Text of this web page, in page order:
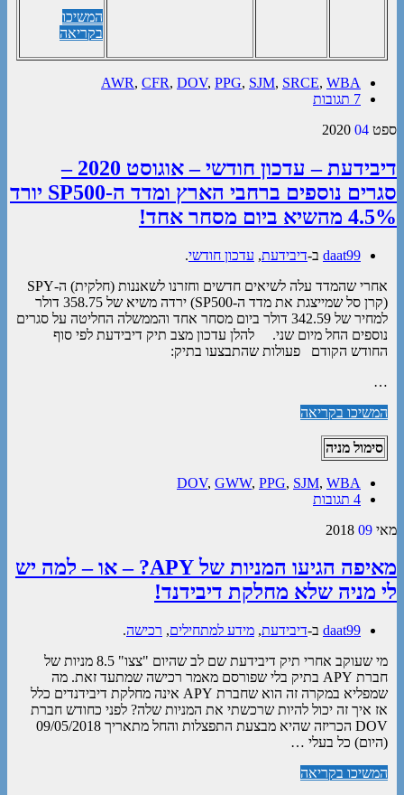
המשיכו
בקריאה
AWR, CFR, DOV, PPG, SJM, SRCE, WBA
7 תגובות
ספט 04
2020
דיבידעת – עדכון חודשי – אוגוסט 2020 –
סגרים נוספים ברחבי הארץ ומדד ה-SP500 יורד
4.5% מהשיא ביום מסחר אחד!
daat99 ב-דיבידעת, עדכון חודשי.
אחרי שהמדד עלה לשיאים חדשים וחזרנו לשאננות (חלקית) ה-SPY
(קרן סל שמייצגת את מדד ה-SP500) ירדה משיא של 358.75 דולר
למחיר של 342.59 דולר ביום מסחר אחד והממשלה החליטה על סגרים
נוספים החל מיום שני. להלן עדכון מצב תיק דיבידעת לפי סוף
החודש הקודם פעולות שהתבצעו בתיק:
…
המשיכו בקריאה
סימול מניה
DOV, GWW, PPG, SJM, WBA
4 תגובות
מאי 09
2018
מאיפה הגיעו המניות של APY? – או – למה יש
לי מניה שלא מחלקת דיבידנד!
daat99 ב-דיבידעת, מידע למתחילים, רכישה.
מי שעוקב אחרי תיק דיבידעת שם לב שהיום "צצו" 8.5 מניות של
חברת APY בתיק בלי שפורסם מאמר רכישה שמתעד זאת. מה
שמפליא במקרה זה הוא שחברת APY אינה מחלקת דיבידנדים כלל
אז איך זה יכול להיות שרכשתי את המניות שלה? לפני כחודש חברת
DOV הכריזה שהיא מבצעת התפצלות והחל מתאריך 09/05/2018
(היום) כל בעלי …
המשיכו בקריאה